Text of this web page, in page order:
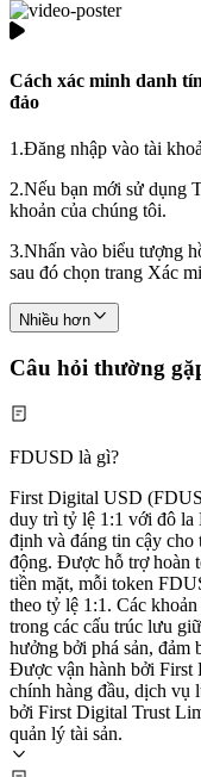
Cách xác minh danh
đảo
1.Đăng nhập vào tài
2.Nếu bạn mới sử dụng
khoản của chúng tôi.
3.Nhấn vào biểu tượng
sau đó chọn trang Xác
Nhiều hơn
Câu hỏi thường
FDUSD là gì?
First Digital USD
duy trì tỷ lệ 1:1 với đô la
định và đáng tin cậy
động. Được hỗ trợ hoàn
tiền mặt, mỗi token
theo tỷ lệ 1:1. Các
trong các cấu trúc lưu
hưởng bởi phá sản, đảm
Được vận hành bởi First
chính hàng đầu, dịch
bởi First Digital Trust
quản lý tài sản.